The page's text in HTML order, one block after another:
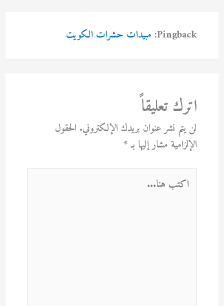
Pingback: مبيدات حشرات الكويت
اترك تعليقاً
لن يتم نشر عنوان بريدك الإلكتروني. الحقول
الإلزامية مشار إليها بـ*
اكتب
هنا...